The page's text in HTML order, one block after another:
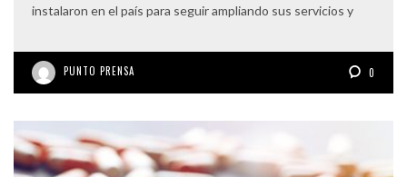
instalaron en el país para seguir ampliando sus servicios y
PUNTO PRENSA 0